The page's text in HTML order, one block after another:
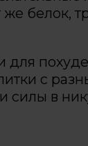
белок,
для
с
силы в